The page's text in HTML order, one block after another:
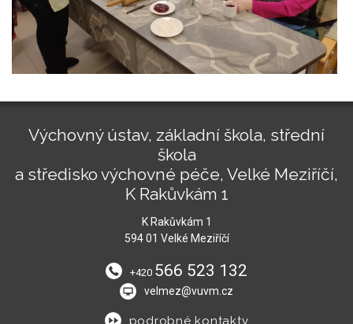
Výchovný ústav, základní škola, střední
škola
a středisko výchovné péče, Velké Meziříčí,
K Rakůvkám 1
K Rakůvkám 1
594 01 Velké Meziříčí
+420 566 523 132
velmez@vuvm.cz
podrobné kontakty